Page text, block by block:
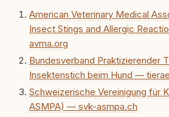
bewusst gute
kann. Dieser
meine Arbeit bis heute. Bei
beteiligt, an denen aus
werden. Ich recherchiere
Inhalte, schreibe Artikel,
redaktionell,
die Social-Media-Kanäle.
American Veterinary Medical
Insect Stings and Allergic
avma.org
Bundesverband Praktizierender
Insektenstich beim Hund —
Schweizerische Vereinigung für
ASMPA) — svk-asmpa.ch